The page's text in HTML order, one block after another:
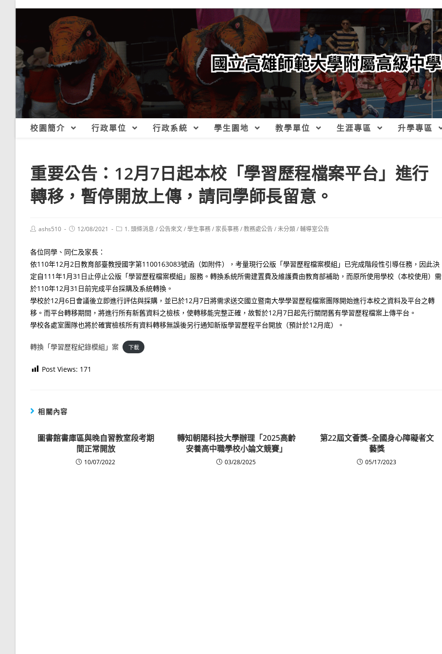
校園簡介 行政單位 行政系統 學生園地 教學單位 生涯專區 升學專區
重要公告：12月7日起本校「學習歷程檔案平台」進行
轉移，暫停開放上傳，請同學師長留意。
Postashs510
Post12/08/2021
Post1. 頭條消息 /公告來文/學生事務/ 家長事務/教務處公告/未分類/輔導室公告
各位同學、同仁及家長：
依110年12月2日教育部臺教授國字第1100163083號函（如附件），考量現行公版「學習歷程檔案模組」已完成階段性引導任務，因此決
定自111年1月31日止停止公版「學習歷程檔案模組」服務。轉換系統所需建置費及維護費由教育部補助，而原所使用學校（本校使用）需
於110年12月31日前完成平台採購及系統轉換。
學校於12月6日會議後立即進行評估與採購，並已於12月7日將需求送交國立暨南大學學習歷程檔案團隊開始進行本校之資料及平台之轉
移。而平台轉移期間，將進行所有新舊資料之檢核，使轉移能完整正確，故暫於12月7日起先行關閉舊有學習歷程檔案上傳平台。
學校各處室團隊也將於確實檢核所有資料轉移無誤後另行通知新版學習歷程平台開放（預計於12月底）。
轉換「學習歷程紀錄模組」案 下載
Post Views: 171
相關內容
圖書館書庫區與晚自習教室段考期
間正常開放
10/07/2022
轉知朝陽科技大學辦理「2025高齡
安養高中職學校小論文競賽」
03/28/2025
第22屆文薈獎–全國身心障礙者文
藝獎
05/17/2023